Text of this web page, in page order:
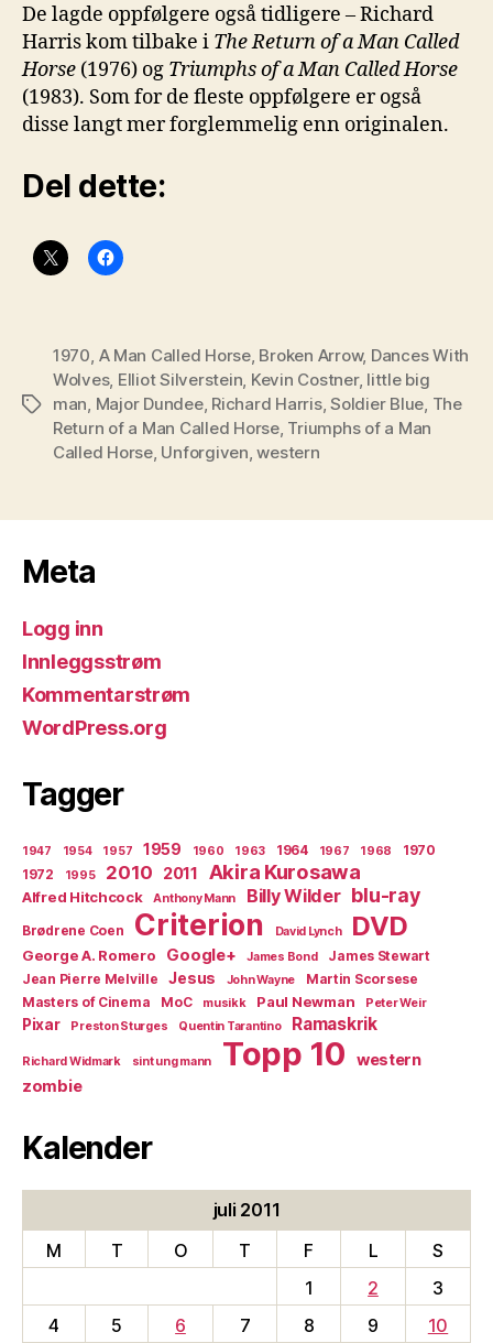
De lagde oppfølgere også tidligere – Richard
Harris kom tilbake i The Return of a Man Called
Horse (1976) og Triumphs of a Man Called Horse
(1983). Som for de fleste oppfølgere er også
disse langt mer forglemmelig enn originalen.
Del dette:
Stikkord
1970, A Man Called Horse, Broken Arrow, Dances With
Wolves, Elliot Silverstein, Kevin Costner, little big
man, Major Dundee, Richard Harris,Soldier Blue, The
Return of a Man Called Horse, Triumphs of a Man
Called Horse, Unforgiven,western
Meta
Logg inn
Innleggsstrøm
Kommentarstrøm
WordPress.org
Tagger
1947 1954 1957 1959 1960 1963 1964 1967 1968
1970
1972
1995 2010 2011 Akira Kurosawa
Alfred Hitchcock Anthony Mann Billy Wilder blu-ray
Brødrene Coen Criterion David Lynch DVD
George A. Romero Google+ James Bond
James Stewart
Jean Pierre Melville
Jesus John Wayne
Martin Scorsese
Masters of Cinema
MoC musikk Paul Newman Peter Weir
Pixar Preston Sturges Quentin Tarantino Ramaskrik
Richard Widmark sint ung mann Topp 10
western
zombie
Kalender
juli 2011
M
T O T F L
S
1
2
3
4
5 6 7 8 9 10